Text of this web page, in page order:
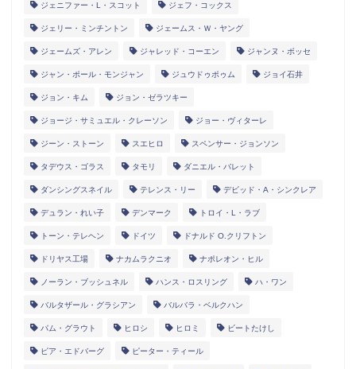
ジェニファー・L・スコット ジェフ・コックス
ジェリー・ミンチントン ジェームス・Ｗ・ヤング
ジェームズ・アレン ジャレッド・コーエン ジャンヌ・ボッセ
ジャン・ポール・モンジャン ジュウドゥポゥム ジョイ石井
ジョン・キム ジョン・ゼラツキー
ジョージ・サミュエル・クレーソン ジョー・ヴィターレ
ジーン・ストーン スエヒロ スペンサー・ジョンソン
タデウス・ゴラス タモリ ダニエル・バレット
ダンシングスネイル テレンス・リー デビッド・A・シンクレア
デュラン・れい子 デンマーク トロイ・L・ラブ
トーン・テレヘン ドイツ ドナルド O.クリフトン
ドリヤス工場 ナカムラクニオ ナポレオン・ヒル
ノーラン・ブッシュネル ハンス・ロスリング ハ・ワン
バルタザール・グラシアン バルバラ・ベルクハン
パム・グラウト ヒロシ ヒロミ ビートたけし
ピア・エドバーグ ピーター・ティール